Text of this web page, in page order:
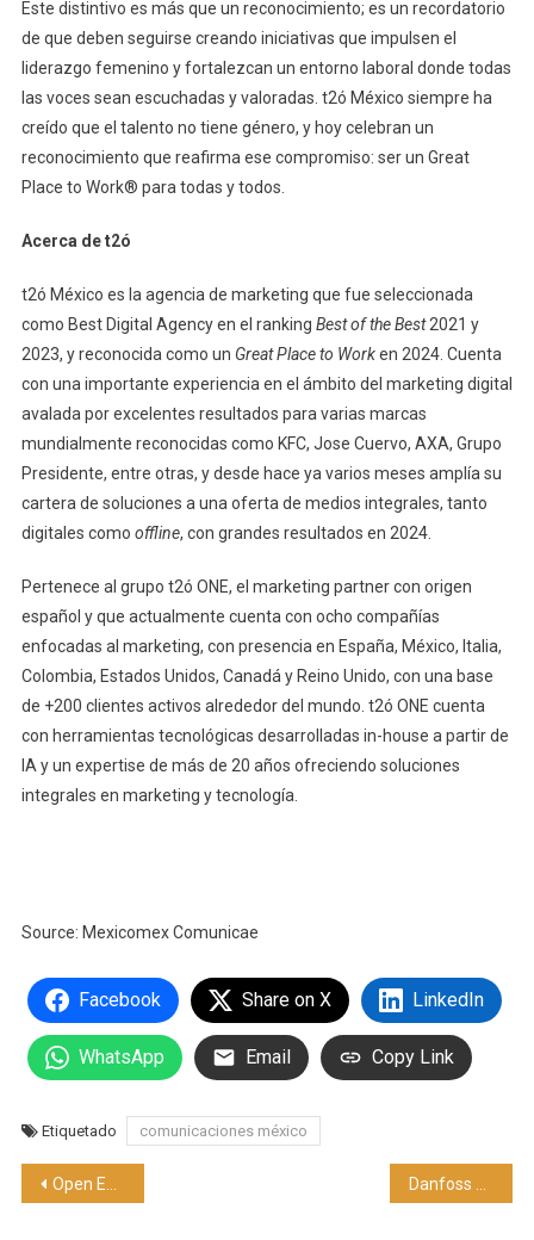
Este distintivo es más que un reconocimiento; es un recordatorio
de que deben seguirse creando iniciativas que impulsen el
liderazgo femenino y fortalezcan un entorno laboral donde todas
las voces sean escuchadas y valoradas. t2ó México siempre ha
creído que el talento no tiene género, y hoy celebran un
reconocimiento que reafirma ese compromiso: ser un Great
Place to Work® para todas y todos.
Acerca de t2ó
t2ó México es la agencia de marketing que fue seleccionada
como Best Digital Agency en el ranking Best of the Best2021 y
2023, y reconocida como un Great Place to Worken 2024. Cuenta
con una importante experiencia en el ámbito del marketing digital
avalada por excelentes resultados para varias marcas
mundialmente reconocidas como KFC, Jose Cuervo, AXA, Grupo
Presidente, entre otras, y desde hace ya varios meses amplía su
cartera de soluciones a una oferta de medios integrales, tanto
digitales como offline, con grandes resultados en 2024.
Pertenece al grupo t2ó ONE, el marketing partner con origen
español y que actualmente cuenta con ocho compañías
enfocadas al marketing, con presencia en España, México, Italia,
Colombia, Estados Unidos, Canadá y Reino Unido, con una base
de +200 clientes activos alrededor del mundo. t2ó ONE cuenta
con herramientas tecnológicas desarrolladas in-house a partir de
IA y un expertise de más de 20 años ofreciendo soluciones
integrales en marketing y tecnología.
Source: Mexicomex Comunicae
Facebook Share on X LinkedIn
WhatsApp Email Copy Link
Etiquetado comunicaciones méxico
Navegación
Open English y Warner Bros. Pictures se asocian en el lanzamiento de ‘Una película de Minecraft’